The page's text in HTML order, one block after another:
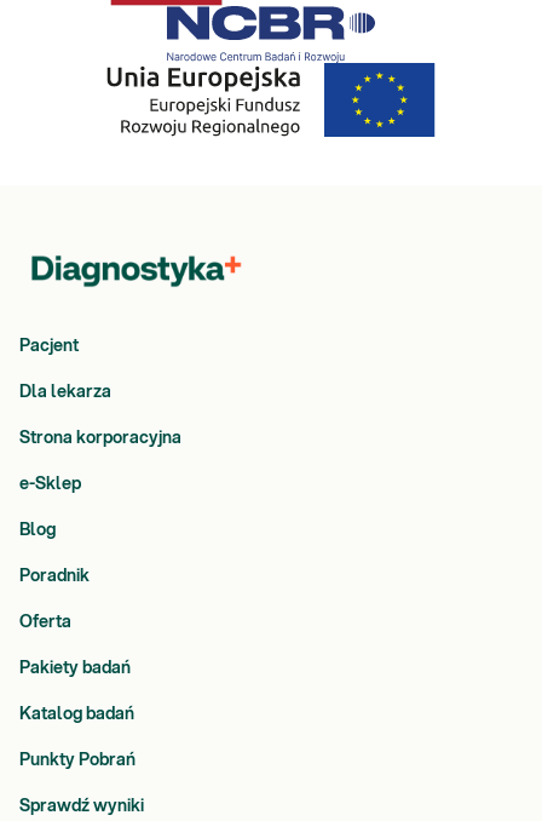
Pacjent
Dla lekarza
Strona korporacyjna
e-Sklep
Blog
Poradnik
Oferta
Pakiety badań
Katalog badań
Punkty Pobrań
Sprawdź wyniki